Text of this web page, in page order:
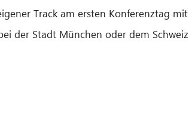
Track am ersten Konferenztag
der Stadt München oder dem